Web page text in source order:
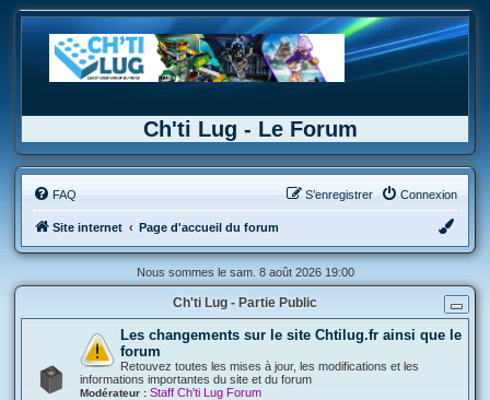
Ch'ti Lug - Le Forum
FAQ Connexion
S’enregistrer
Site internet Page d'accueil du forum
Nous sommes le sam. 8 août 2026 19:00
Ch'ti Lug - Partie Public
Les changements sur le site Chtilug.fr ainsi que le
forum
Retouvez toutes les mises à jour, les modifications et les
informations importantes du site et du forum
Modérateur : Staff Ch'ti Lug Forum